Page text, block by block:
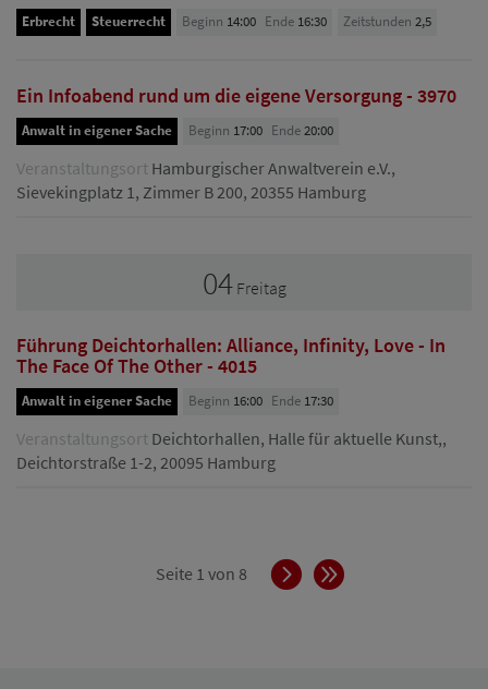
Erbrecht Steuerrecht Beginn 14:00 Ende 16:30 Zeitstunden 2,5
Ein Infoabend rund um die eigene Versorgung - 3970
Anwalt in eigener Sache Beginn 17:00 Ende20:00
Veranstaltungsort Hamburgischer Anwaltverein e.V.,
Sievekingplatz 1, Zimmer B 200, 20355 Hamburg
04 Freitag
Führung Deichtorhallen: Alliance, Infinity, Love - In
The Face Of The Other - 4015
Anwalt in eigener Sache Beginn 16:00 Ende 17:30
Veranstaltungsort Deichtorhallen, Halle für aktuelle Kunst,,
Deichtorstraße 1-2, 20095 Hamburg
Seite 1 von 8 VorwärtsEnde